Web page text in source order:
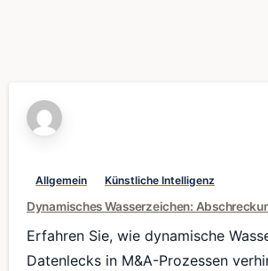
Allgemein Künstliche Intelligenz
Dynamisches Wasserzeichen:
Erfahren Sie, wie dynamische
Datenlecks in M&A-Prozessen